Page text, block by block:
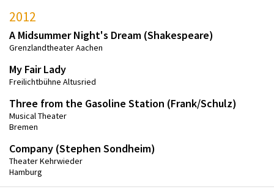
2012
A Midsummer Night's Dream (Shakespeare)
Grenzlandtheater Aachen
My Fair Lady
Freilichtbühne Altusried
Three from the Gasoline Station (Frank/Schulz)
Musical Theater
Bremen
Company (Stephen Sondheim)
Theater Kehrwieder
Hamburg